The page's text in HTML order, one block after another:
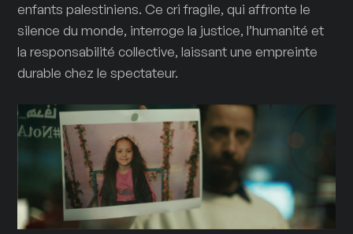
enfants palestiniens. Ce cri fragile, qui affronte le
silence du monde, interroge la justice, l’humanité et
la responsabilité collective, laissant une empreinte
durable chez le spectateur.